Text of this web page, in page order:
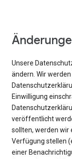
Unsere
ändern. Wir
Einwilligung
veröffentlicht
sollten, werden wir
Verfügung stellen
einer